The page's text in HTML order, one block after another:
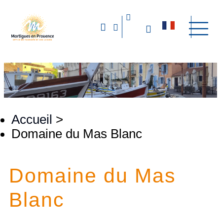
Accueil >
Domaine du Mas Blanc
Domaine du Mas
Blanc